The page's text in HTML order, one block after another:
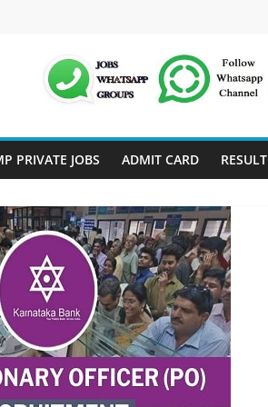
PRIVATE JOBS ADMIT CARD RESULT